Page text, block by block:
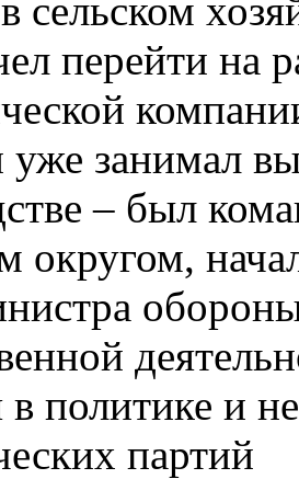
сельском
перейти на
уже занимал
– был
округом,
в политике и
партий